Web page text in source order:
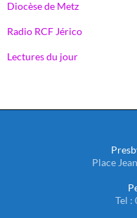
Diocèse de Metz
Radio RCF Jérico
Lectures du jour
Place
Tel :